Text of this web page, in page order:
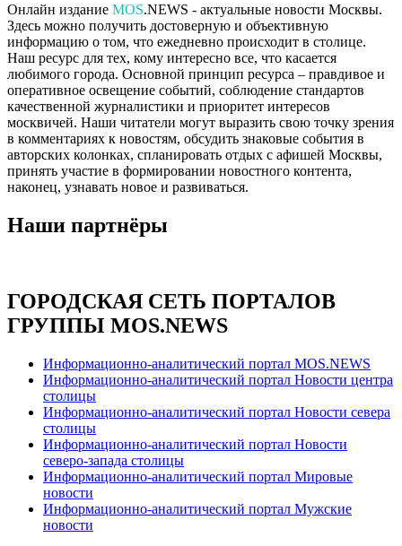
Онлайн издание MOS.NEWS - актуальные новости Москвы.
Здесь можно получить достоверную и объективную
информацию о том, что ежедневно происходит в столице.
Наш ресурс для тех, кому интересно все, что касается
любимого города. Основной принцип ресурса – правдивое и
оперативное освещение событий, соблюдение стандартов
качественной журналистики и приоритет интересов
москвичей. Наши читатели могут выразить свою точку зрения
в комментариях к новостям, обсудить знаковые события в
авторских колонках, спланировать отдых с афишей Москвы,
принять участие в формировании новостного контента,
наконец, узнавать новое и развиваться.
Наши партнёры
ГОРОДСКАЯ СЕТЬ ПОРТАЛОВ
ГРУППЫ MOS.NEWS
Информационно-аналитический портал MOS.NEWS
Информационно-аналитический портал Новости центра
столицы
Информационно-аналитический портал Новости севера
столицы
Информационно-аналитический портал Новости
северо-запада столицы
Информационно-аналитический портал Мировые
новости
Информационно-аналитический портал Мужские
новости